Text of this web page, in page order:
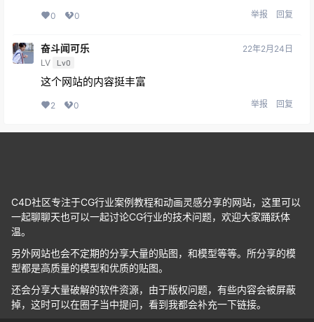
0 0 举报 回复
奋斗闻可乐
LV Lv0
22年2月24日
这个网站的内容挺丰富
2 0 举报 回复
C4D社区专注于CG行业案例教程和动画灵感分享的网站，这里可以
一起聊聊天也可以一起讨论CG行业的技术问题，欢迎大家踊跃体
温。
另外网站也会不定期的分享大量的贴图，和模型等等。所分享的模
型都是高质量的模型和优质的贴图。
还会分享大量破解的软件资源，由于版权问题，有些内容会被屏蔽
掉，这时可以在圈子当中提问，看到我都会补充一下链接。